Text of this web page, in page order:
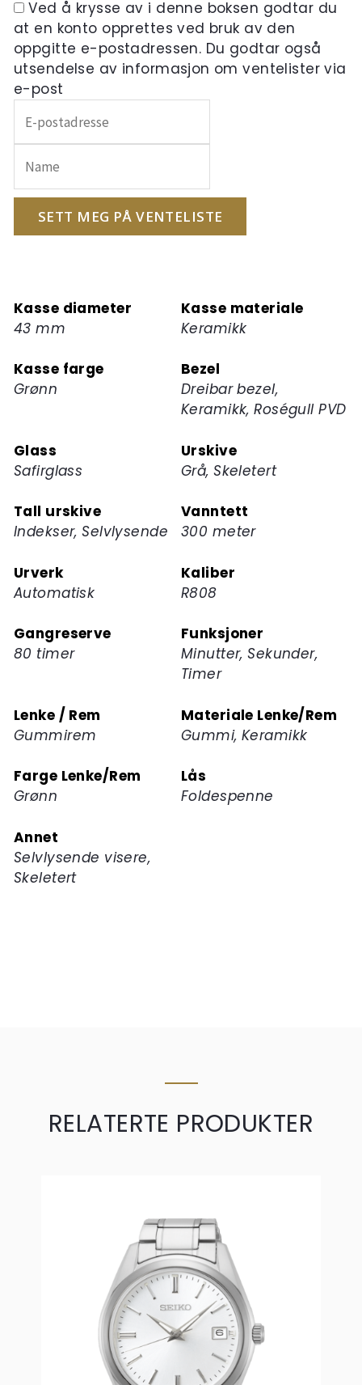
Ved å krysse av i denne boksen godtar du
at en konto opprettes ved bruk av den
oppgitte e-postadressen. Du godtar også
utsendelse av informasjon om ventelister via
e-post
inn
e-
postadressen
din
ventelisten
for
produktet
SETT MEG PÅ VENTELISTE
Kasse diameter
43 mm
Kasse materiale
Keramikk
Kasse farge
Grønn
Bezel
Dreibar bezel,
Keramikk, Roségull PVD
Glass
Safirglass
Urskive
Grå, Skeletert
Tall urskive
Indekser, Selvlysende
Vanntett
300 meter
Urverk
Automatisk
Kaliber
R808
Gangreserve
80 timer
Funksjoner
Minutter, Sekunder,
Timer
Lenke / Rem
Gummirem
Materiale Lenke/Rem
Gummi, Keramikk
Farge Lenke/Rem
Grønn
Lås
Foldespenne
Annet
Selvlysende visere,
Skeletert
RELATERTE PRODUKTER